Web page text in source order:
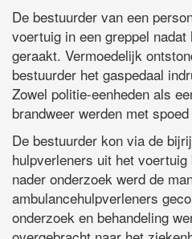
De bestuurder van een
voertuig in een greppel
geraakt. Vermoedelijk
bestuurder het gaspedaal
Zowel politie-eenheden als
brandweer werden met
De bestuurder kon via de
hulpverleners uit het
nader onderzoek werd de
ambulancehulpverleners
onderzoek en behandeling